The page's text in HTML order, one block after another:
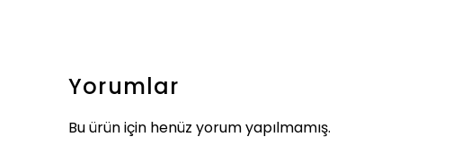
Yorumlar
Bu ürün için henüz yorum yapılmamış.